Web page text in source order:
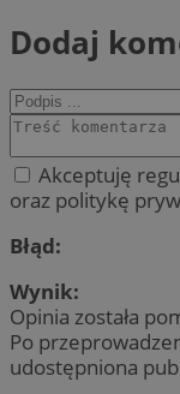
Dodaj
Akceptuję
oraz politykę
Błąd:
Wynik:
Opinia została
Po
udostępniona